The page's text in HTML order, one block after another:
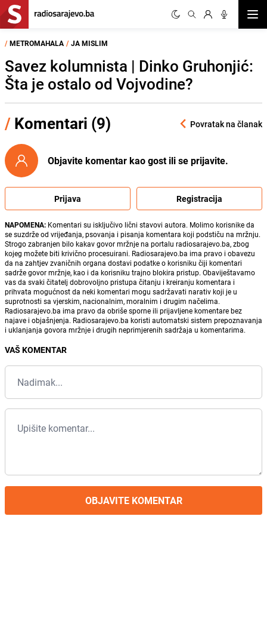
/ METROMAHALA / JA MISLIM
Savez kolumnista | Dinko Gruhonjić:
Šta je ostalo od Vojvodine?
/ Komentari (9) Povratak na članak
Objavite komentar kao gost ili se prijavite.
Prijava Registracija
NAPOMENA: Komentari su isključivo lični stavovi autora. Molimo korisnike da
se suzdrže od vrijeđanja, psovanja i pisanja komentara koji podstiču na mržnju.
Strogo zabranjen bilo kakav govor mržnje na portalu radiosarajevo.ba, zbog
kojeg možete biti krivično procesuirani. Radiosarajevo.ba ima pravo i obavezu
da na zahtjev zvaničnih organa dostavi podatke o korisniku čiji komentari
sadrže govor mržnje, kao i da korisniku trajno blokira pristup. Obaviještavamo
vas da svaki čitatelj dobrovoljno pristupa čitanju i kreiranju komentara i
prihvata mogućnost da neki komentari mogu sadržavati narativ koji je u
suprotnosti sa vjerskim, nacionalnim, moralnim i drugim načelima.
Radiosarajevo.ba ima pravo da obriše sporne ili prijavljene komentare bez
najave i objašnjenja. Radiosarajevo.ba koristi automatski sistem prepoznavanja
i uklanjanja govora mržnje i drugih neprimjerenih sadržaja u komentarima.
VAŠ KOMENTAR
OBJAVITE KOMENTAR